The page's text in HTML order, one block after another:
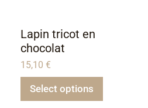
Lapin tricot en
chocolat
15,10 €
Select options